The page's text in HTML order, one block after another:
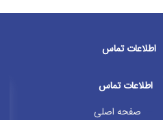
اطلاعات تماس
اطلاعات تماس
صفحه اصلی